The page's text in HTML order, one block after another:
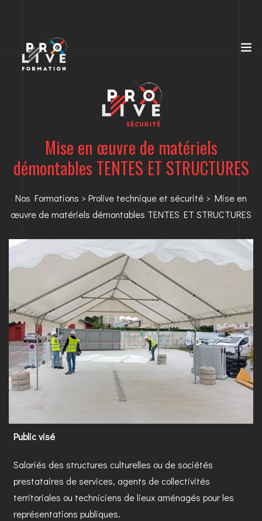
Mise en œuvre de matériels
démontables TENTES ET STRUCTURES
Nos Formations >Prolive technique et sécurité > Mise en
œuvre de matériels démontables TENTES ET STRUCTURES
Public visé
Salariés des structures culturelles ou de sociétés
prestataires de services, agents de collectivités
territoriales ou techniciens de lieux aménagés pour les
représentations publiques.